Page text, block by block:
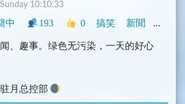
10:10:33
中 193 0 搞笑 新聞 中文圈
、趣事。绿色无污染，一天的好心
月总控部